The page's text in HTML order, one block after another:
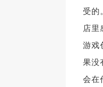
受的
店
游戏
果没
会在